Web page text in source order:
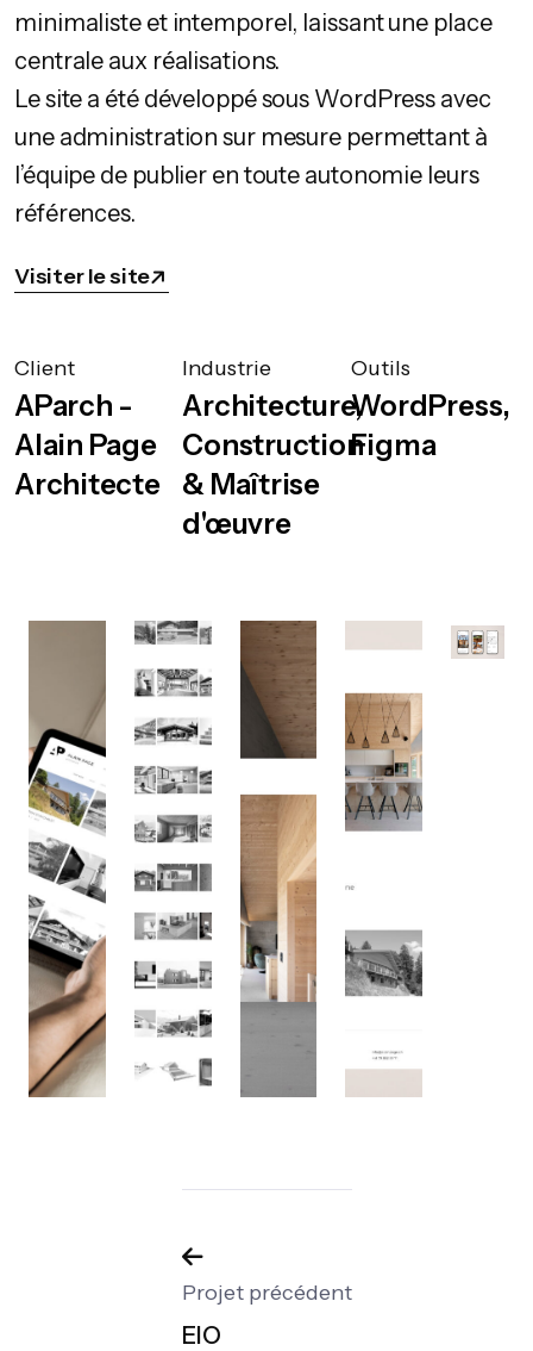
minimaliste et intemporel, laissant une place
centrale aux réalisations.
Le site a été développé sous WordPress avec
une administration sur mesure permettant à
l’équipe de publier en toute autonomie leurs
références.
Visiter le site
Client
AParch -
Alain Page
Architecte
Industrie
Architecture,
Construction
& Maîtrise
d'œuvre
Outils
WordPress,
Figma
Projet précédent
EIO